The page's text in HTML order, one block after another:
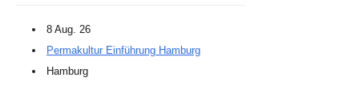
8 Aug. 26
Permakultur Einführung Hamburg
Hamburg